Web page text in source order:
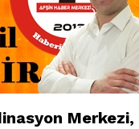
Merkezi,